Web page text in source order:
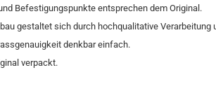
Befestigungspunkte entsprechen dem Original.
gestaltet sich durch hochqualitative Verarbeitung
denkbar einfach.
verpackt.